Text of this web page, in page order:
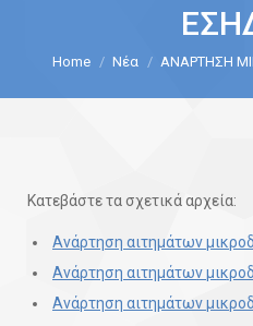
You are here:
Home Νέα ΑΝΑΡΤΗΣΗ
Κατεβάστε τα σχετικά αρχεία:
Ανάρτηση αιτημάτων
Ανάρτηση αιτημάτων
Ανάρτηση αιτημάτων